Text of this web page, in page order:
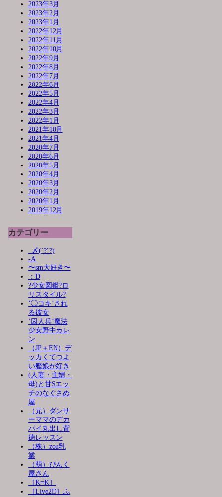
2023年3月
2023年2月
2023年1月
2022年12月
2022年11月
2022年10月
2022年9月
2022年8月
2022年7月
2022年6月
2022年5月
2022年4月
2022年3月
2022年1月
2021年10月
2021年4月
2020年7月
2020年6月
2020年5月
2020年4月
2020年3月
2020年2月
2020年1月
2019年12月
カテゴリー
_〆(´?`?)
-A
〜sm大好き〜
：D
?少女図鑑?ロ
リスタイル?
’◯コキ’され
る彼女
’囚人兵’魔法
少女野中カレ
ン
（JP＋EN）デ
ッカくてつよ
い艦娘が好き
(人妻・主婦・
母)と甘Sエッ
チのなぐさめ
屋
（元）ダンサ
ーママのデカ
パイ丸出し背
徳レッスン
（株）zou乳
業
（萌）ぴんく
屋さん
［K=K］
［Live2D］ふ